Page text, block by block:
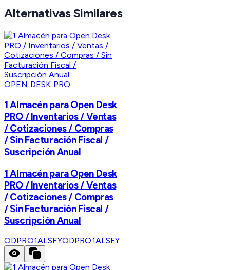
Alternativas Similares
OPEN DESK PRO
1 Almacén para Open Desk
PRO / Inventarios / Ventas
/ Cotizaciones / Compras
/ Sin Facturación Fiscal /
Suscripción Anual
1 Almacén para Open Desk
PRO / Inventarios / Ventas
/ Cotizaciones / Compras
/ Sin Facturación Fiscal /
Suscripción Anual
ODPRO1ALSFYODPRO1ALSFY